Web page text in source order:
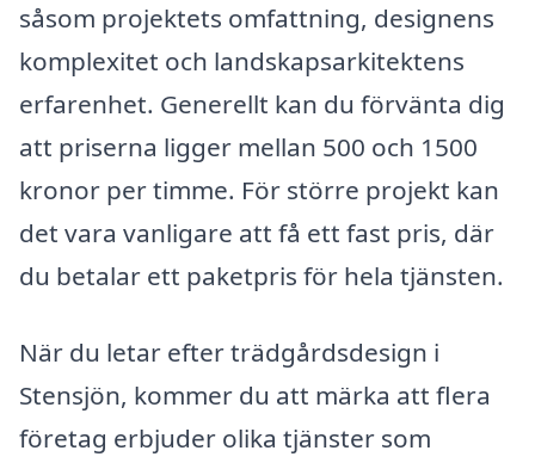
såsom projektets omfattning, designens
komplexitet och landskapsarkitektens
erfarenhet. Generellt kan du förvänta dig
att priserna ligger mellan 500 och 1500
kronor per timme. För större projekt kan
det vara vanligare att få ett fast pris, där
du betalar ett paketpris för hela tjänsten.
När du letar efter trädgårdsdesign i
Stensjön, kommer du att märka att flera
företag erbjuder olika tjänster som